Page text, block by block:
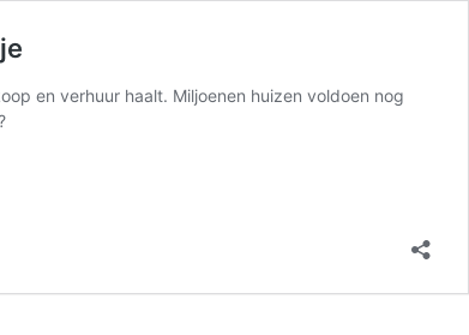
en verhuur haalt. Miljoenen huizen voldoen nog